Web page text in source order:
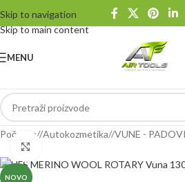
Skip to navigation
Skip to main content
MENU
Početna/ Autokozmetika/ VUNE -
NOVO